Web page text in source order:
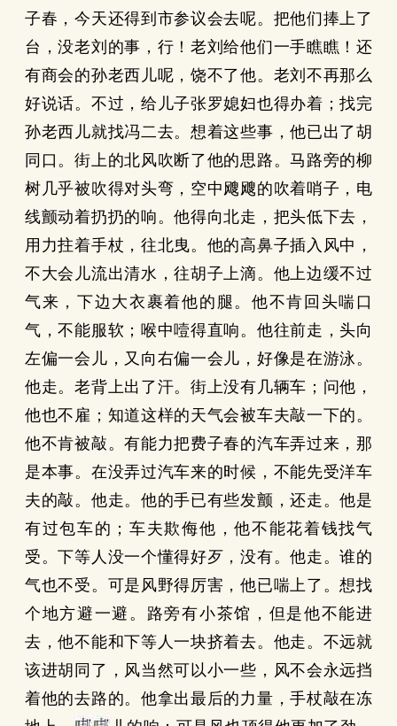
子春，今天还得到市参议会去呢。把他们捧上了
台，没老刘的事，行！老刘给他们一手瞧瞧！还
有商会的孙老西儿呢，饶不了他。老刘不再那么
好说话。不过，给儿子张罗媳妇也得办着；找完
孙老西儿就找冯二去。想着这些事，他已出了胡
同口。街上的北风吹断了他的思路。马路旁的柳
树几乎被吹得对头弯，空中飕飕的吹着哨子，电
线颤动着扔扔的响。他得向北走，把头低下去，
用力拄着手杖，往北曳。他的高鼻子插入风中，
不大会儿流出清水，往胡子上滴。他上边缓不过
气来，下边大衣裹着他的腿。他不肯回头喘口
气，不能服软；喉中噎得直响。他往前走，头向
左偏一会儿，又向右偏一会儿，好像是在游泳。
他走。老背上出了汗。街上没有几辆车；问他，
他也不雇；知道这样的天气会被车夫敲一下的。
他不肯被敲。有能力把费子春的汽车弄过来，那
是本事。在没弄过汽车来的时候，不能先受洋车
夫的敲。他走。他的手已有些发颤，还走。他是
有过包车的；车夫欺侮他，他不能花着钱找气
受。下等人没一个懂得好歹，没有。他走。谁的
气也不受。可是风野得厉害，他已喘上了。想找
个地方避一避。路旁有小茶馆，但是他不能进
去，他不能和下等人一块挤着去。他走。不远就
该进胡同了，风当然可以小一些，风不会永远挡
着他的去路的。他拿出最后的力量，手杖敲在冻